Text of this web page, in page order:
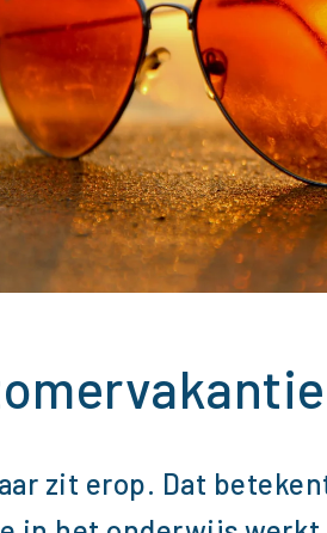
zit erop. Dat